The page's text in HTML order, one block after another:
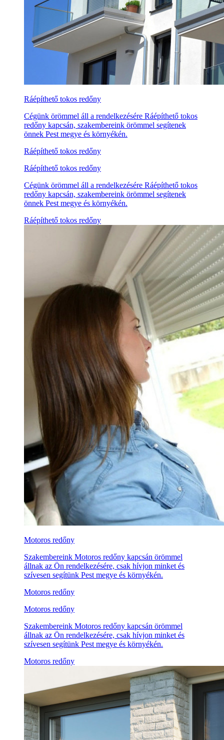
Ráépíthető tokos redőny
Cégünk örömmel áll a rendelkezésére Ráépíthető tokos
redőny kapcsán, szakembereink örömmel segítenek
önnek Pest megye és környékén.
Ráépíthető tokos redőny
Ráépíthető tokos redőny
Cégünk örömmel áll a rendelkezésére Ráépíthető tokos
redőny kapcsán, szakembereink örömmel segítenek
önnek Pest megye és környékén.
Ráépíthető tokos redőny
Motoros redőny
Szakembereink Motoros redőny kapcsán örömmel
állnak az Ön rendelkezésére, csak hívjon minket és
szívesen segítünk Pest megye és környékén.
Motoros redőny
Motoros redőny
Szakembereink Motoros redőny kapcsán örömmel
állnak az Ön rendelkezésére, csak hívjon minket és
szívesen segítünk Pest megye és környékén.
Motoros redőny